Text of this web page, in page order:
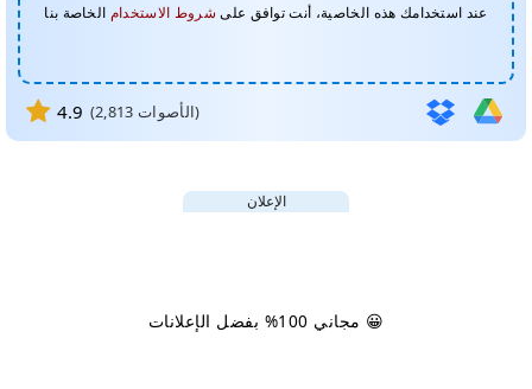
عند استخدامك هذه الخاصية، أنت توافق على شروط الاستخدام الخاصة بنا
4.9 (2,813 الأصوات)
الإعلان
😀 مجاني 100% بفضل الإعلانات